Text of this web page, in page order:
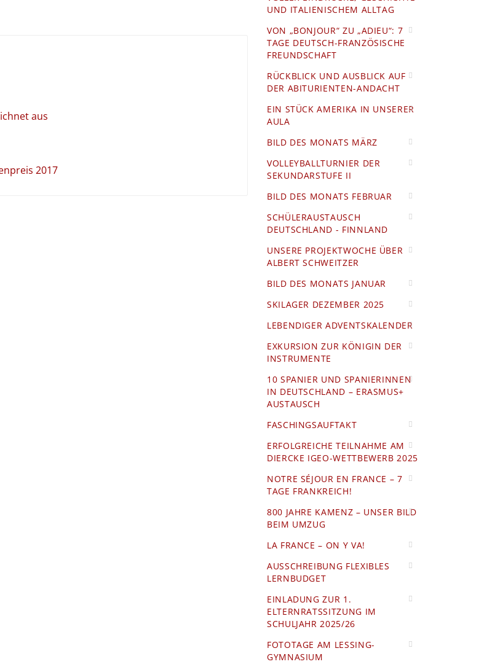
aus
2017
UND ITALIENISCHEM ALLTAG
VON „BONJOUR“ ZU „ADIEU“: 7
TAGE DEUTSCH-FRANZÖSISCHE
FREUNDSCHAFT
RÜCKBLICK UND AUSBLICK AUF
DER ABITURIENTEN-ANDACHT
EIN STÜCK AMERIKA IN UNSERER
AULA
BILD DES MONATS MÄRZ
VOLLEYBALLTURNIER DER
SEKUNDARSTUFE II
BILD DES MONATS FEBRUAR
SCHÜLERAUSTAUSCH
DEUTSCHLAND - FINNLAND
UNSERE PROJEKTWOCHE ÜBER
ALBERT SCHWEITZER
BILD DES MONATS JANUAR
SKILAGER DEZEMBER 2025
LEBENDIGER ADVENTSKALENDER
EXKURSION ZUR KÖNIGIN DER
INSTRUMENTE
10 SPANIER UND SPANIERINNEN
IN DEUTSCHLAND – ERASMUS+
AUSTAUSCH
FASCHINGSAUFTAKT
ERFOLGREICHE TEILNAHME AM
DIERCKE IGEO-WETTBEWERB 2025
NOTRE SÉJOUR EN FRANCE – 7
TAGE FRANKREICH!
800 JAHRE KAMENZ – UNSER BILD
BEIM UMZUG
LA FRANCE – ON Y VA!
AUSSCHREIBUNG FLEXIBLES
LERNBUDGET
EINLADUNG ZUR 1.
ELTERNRATSSITZUNG IM
SCHULJAHR 2025/26
FOTOTAGE AM LESSING-
GYMNASIUM